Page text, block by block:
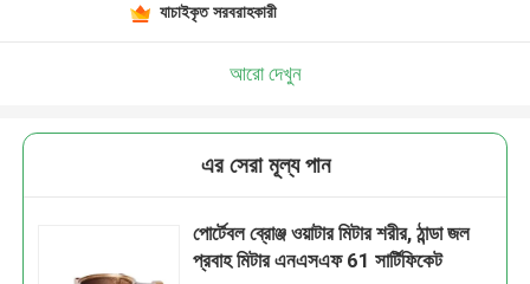
যাচাইকৃত সরবরাহকারী
আরো দেখুন
এর সেরা মূল্য পান
পোর্টেবল ব্রোঞ্জ ওয়াটার মিটার শরীর, ঠান্ডা জল
প্রবাহ মিটার এনএসএফ 61 সার্টিফিকেট